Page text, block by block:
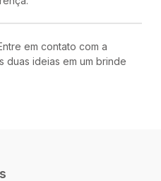
em contato com a
duas ideias em um brinde